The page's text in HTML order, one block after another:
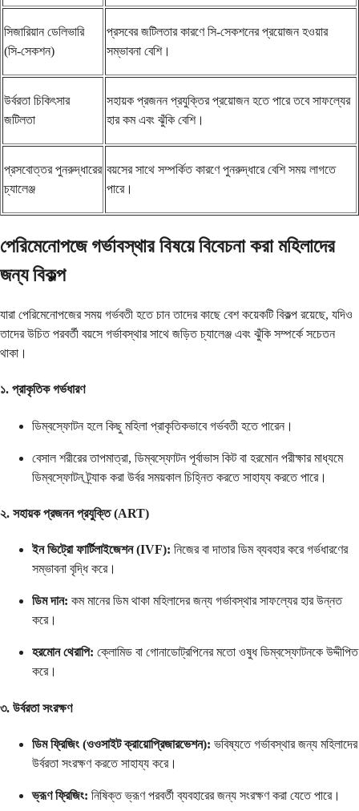
সিজারিয়ান ডেলিভারি
(সি-সেকশন)
প্রসবের জটিলতার কারণে সি-সেকশনের প্রয়োজন হওয়ার
সম্ভাবনা বেশি।
উর্বরতা চিকিৎসার
জটিলতা
সহায়ক প্রজনন প্রযুক্তির প্রয়োজন হতে পারে তবে সাফল্যের
হার কম এবং ঝুঁকি বেশি।
প্রসবোত্তর পুনরুদ্ধারের
চ্যালেঞ্জ
বয়সের সাথে সম্পর্কিত কারণে পুনরুদ্ধারে বেশি সময় লাগতে
পারে।
পেরিমেনোপজে গর্ভাবস্থার বিষয়ে বিবেচনা করা মহিলাদের
জন্য বিকল্প
যারা পেরিমেনোপজের সময় গর্ভবতী হতে চান তাদের কাছে বেশ কয়েকটি বিকল্প রয়েছে, যদিও
তাদের উচিত পরবর্তী বয়সে গর্ভাবস্থার সাথে জড়িত চ্যালেঞ্জ এবং ঝুঁকি সম্পর্কে সচেতন
থাকা।
১. প্রাকৃতিক গর্ভধারণ
ডিম্বস্ফোটন হলে কিছু মহিলা প্রাকৃতিকভাবে গর্ভবতী হতে পারেন।
বেসাল শরীরের তাপমাত্রা, ডিম্বস্ফোটন পূর্বাভাস কিট বা হরমোন পরীক্ষার মাধ্যমে
ডিম্বস্ফোটন ট্র্যাক করা উর্বর সময়কাল চিহ্নিত করতে সাহায্য করতে পারে।
২. সহায়ক প্রজনন প্রযুক্তি (ART)
ইন ভিট্রো ফার্টিলাইজেশন (IVF): নিজের বা দাতার ডিম ব্যবহার করে গর্ভধারণের
সম্ভাবনা বৃদ্ধি করে।
ডিম দান: কম মানের ডিম থাকা মহিলাদের জন্য গর্ভাবস্থার সাফল্যের হার উন্নত
করে।
হরমোন থেরাপি: ক্লোমিড বা গোনাডোট্রপিনের মতো ওষুধ ডিম্বস্ফোটনকে উদ্দীপিত
করে।
৩. উর্বরতা সংরক্ষণ
ডিম ফ্রিজিং (ওওসাইট ক্রায়োপ্রিজারভেশন): ভবিষ্যতে গর্ভাবস্থার জন্য মহিলাদের
উর্বরতা সংরক্ষণ করতে সাহায্য করে।
ভ্রূণ ফ্রিজিং: নিষিক্ত ভ্রূণ পরবর্তী ব্যবহারের জন্য সংরক্ষণ করা যেতে পারে।